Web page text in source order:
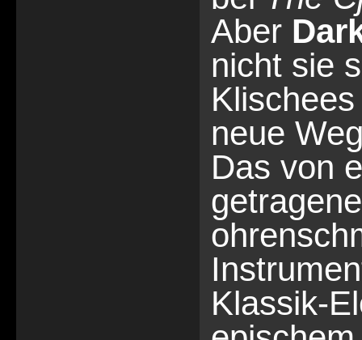
Aber
nicht sie
neue
Das von
Klassik-